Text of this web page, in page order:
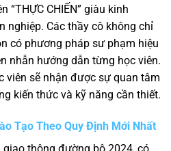
CHIẾN” giàu kinh
nghiệp. Các thầy cô không chỉ
có phương pháp sư phạm hiệu
nhẫn hướng dẫn từng học viên.
viên sẽ nhận được sự quan tâm
kiến thức và kỹ năng cần thiết.
Tạo Theo Quy Định Mới Nhất